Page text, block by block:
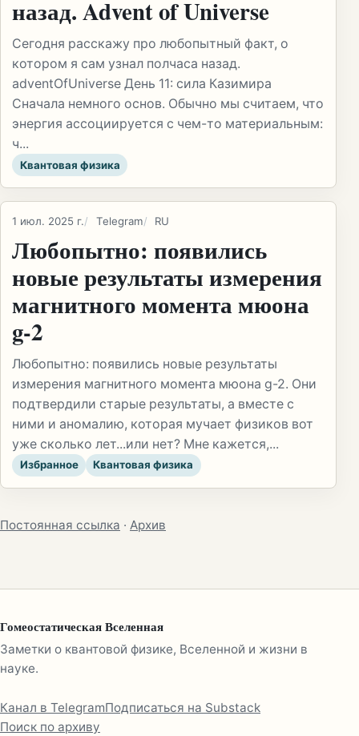
назад. Advent of Universe
Сегодня расскажу про любопытный факт, о
котором я сам узнал полчаса назад.
adventOfUniverse День 11: сила Казимира
Сначала немного основ. Обычно мы считаем, что
энергия ассоциируется с чем-то материальным:
ч...
Квантовая физика
1 июл. 2025 г. Telegram RU
Любопытно: появились
новые результаты измерения
магнитного момента мюона
g-2
Любопытно: появились новые результаты
измерения магнитного момента мюона g-2. Они
подтвердили старые результаты, а вместе с
ними и аномалию, которая мучает физиков вот
уже сколько лет...или нет? Мне кажется,...
Избранное Квантовая физика
Постоянная ссылка · Архив
Гомеостатическая Вселенная
Заметки о квантовой физике, Вселенной и жизни в
науке.
Канал в TelegramПодписаться на Substack
Поиск по архиву